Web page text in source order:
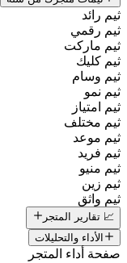
ثيم رائد
ثيم رقمي
ثيم ماركت
ثيم كليك
ثيم وسام
ثيم نمو
ثيم امتياز
ثيم مختلف
ثيم موعد
ثيم فريد
ثيم منيو
ثيم زين
ثيم واثق
📈 تقارير المتجر
الأداء والتحليلات
صفحة أداء المتجر